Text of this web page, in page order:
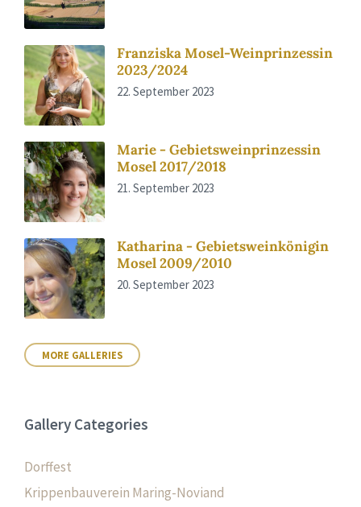
Franziska Mosel-Weinprinzessin
2023/2024
22. September 2023
Marie - Gebietsweinprinzessin
Mosel 2017/2018
21. September 2023
Katharina - Gebietsweinkönigin
Mosel 2009/2010
20. September 2023
MORE GALLERIES
Gallery Categories
Dorffest
Krippenbauverein Maring-Noviand